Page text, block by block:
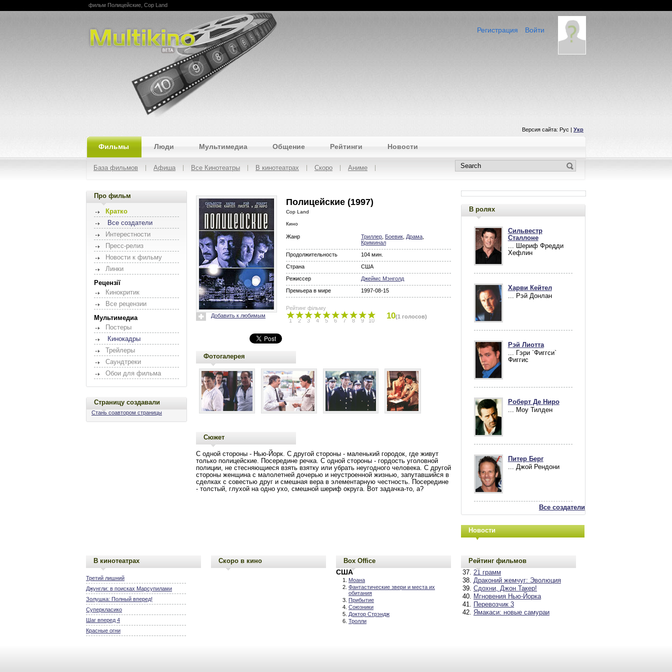
Multikino
фильм Полицейские, Cop Land
Войти
Регистрация
Версия сайта: Рус | Укр
Фильмы Люди Мультимедиа Общение Рейтинги Новости
База фильмов Афиша Все Кинотеатры В кинотеатрах Скоро Аниме
Про фильм
Кратко
Все создатели
Интерестности
Пресс-релиз
Новости к фильму
Линки
Рецензії
Кинокритик
Все рецензии
Мультимедиа
Постеры
Кинокадры
Трейлеры
Саундтреки
Обои для фильма
Страницу создавали
Стань соавтором страницы
В ролях
Сильвестр
Сталлоне
... Шериф Фредди
Хефлин
Харви Кейтел
... Рэй Донлан
Рэй Лиотта
... Гэри `Фиггси`
Фиггис
Роберт Де Ниро
... Моу Тилден
Питер Берг
... Джой Рендони
Все создатели
Новости
Добавить к любимым
Полицейские (1997)
Cop Land
Кино
Жанр Триллер Боевик Драма
Криминал
Продолжительность
104 мин.
Страна
США
Режиссер
Джеймс Мэнголд
Премьера в мире
1997-08-15
Рейтинг фільму
1 2 3 4 5 6 7 8 9 10 10(1 голосов)
Фотогалерея
Сюжет
С одной стороны - Нью-Йорк. С другой стороны - маленький городок, где живут
только полицейские. Посередине речка. С одной стороны - гордость уголовной
полиции, не стесняющиеся взять взятку или убрать неугодного человека. С другой
стороны женщина с малолетней дочерью и неустроенной жизнью, запутавшийся в
сделках с совестью друг и смешная вера в элементарную честность. Посередине
- толстый, глухой на одно ухо, смешной шериф округа. Вот задачка-то, а?
В кинотеатрах
Третий лишний
Джунгли: в поисках Марсупилами
Золушка: Полный вперед!
Суперкласико
Шаг вперед 4
Красные огни
Скоро в кино Box Office
США
Моана
Фантастические звери и места их
обитания
Прибытие
Союзники
Доктор Стрэндж
Тролли
Рейтинг фильмов
21 грамм
Драконий жемчуг: Эволюция
Сдохни, Джон Такер!
Мгновения Нью-Йорка
Перевозчик 3
Ямакаси: новые самураи